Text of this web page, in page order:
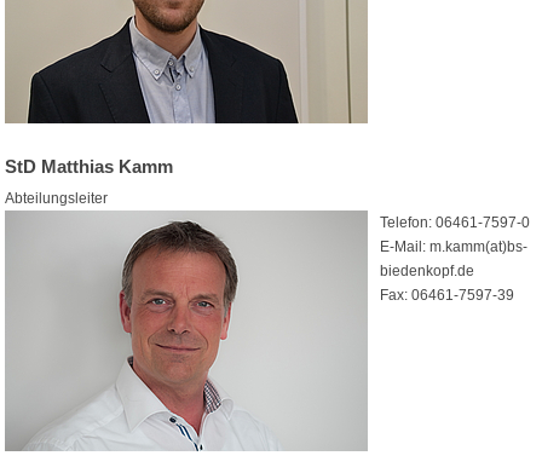
StD Matthias Kamm
Abteilungsleiter
Telefon: 06461-7597-0
E-Mail: m.kamm(at)bs-
biedenkopf.de
Fax: 06461-7597-39